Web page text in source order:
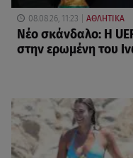
08.08.26, 11:23 ΑΘΛΗΤΙΚΑ
Νέο σκάνδαλο: Η
στην ερωμένη του